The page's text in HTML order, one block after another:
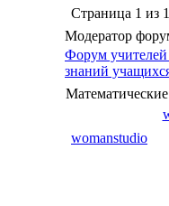
Страница 1 из 1
Модератор
Форум
знаний
womanstudio